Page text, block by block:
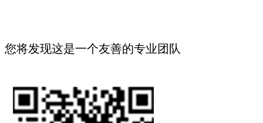
您将发现这是一个友善的专业团队